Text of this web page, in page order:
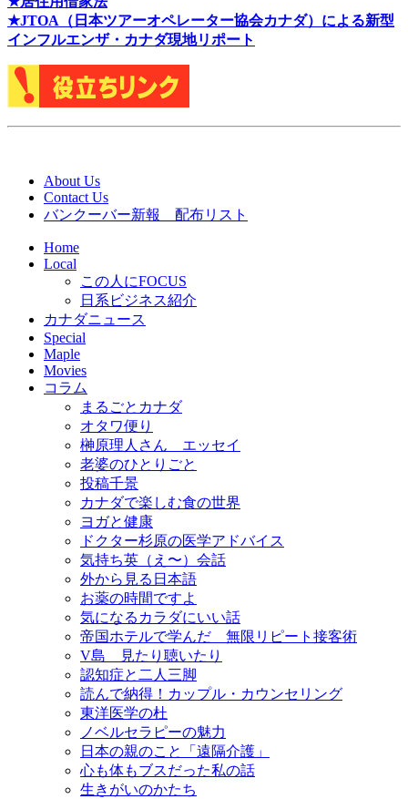
★JTOA（日本ツアーオペレーター協会カナダ）による新型
インフルエンザ・カナダ現地リポート
About Us
Contact Us
バンクーバー新報 配布リスト
Home
Local
この人にFOCUS
日系ビジネス紹介
カナダニュース
Special
Maple
Movies
コラム
まるごとカナダ
オタワ便り
榊原理人さん エッセイ
老婆のひとりごと
投稿千景
カナダで楽しむ食の世界
ヨガと健康
ドクター杉原の医学アドバイス
気持ち英（え〜）会話
外から見る日本語
お薬の時間ですよ
気になるカラダにいい話
帝国ホテルで学んだ 無限リピート接客術
V島 見たり聴いたり
認知症と二人三脚
読んで納得！カップル・カウンセリング
東洋医学の杜
ノベルセラピーの魅力
日本の親のこと「遠隔介護」
心も体もブスだった私の話
生きがいのかたち